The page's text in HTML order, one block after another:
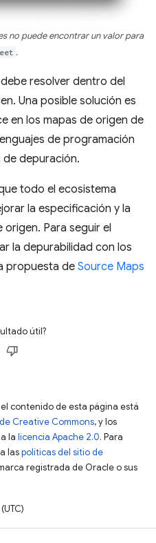
no puede encontrar un valor para
.
resolver dentro del
Una posible solución es
en los mapas de origen de
de programación
depuración.
todo el ecosistema
la especificación y la
Para seguir el
la depurabilidad con los
propuesta de Source Maps
útil?
contenido de esta página está
Creative Commons, y los
la licencia Apache 2.0. Para
laspolíticas del sitio de
registrada de Oracle o sus